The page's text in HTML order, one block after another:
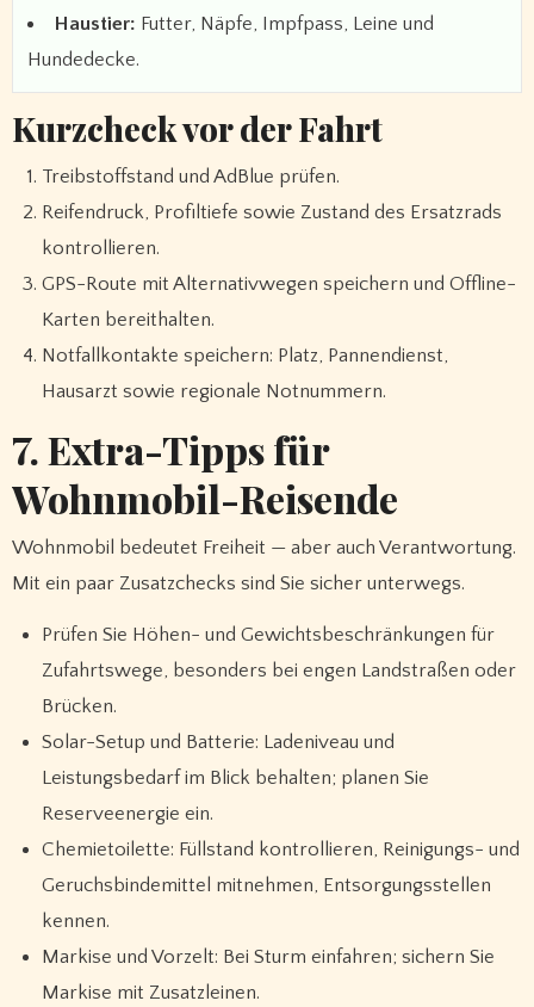
Haustier: Futter, Näpfe, Impfpass, Leine und
Hundedecke.
Kurzcheck vor der Fahrt
Treibstoffstand und AdBlue prüfen.
Reifendruck, Profiltiefe sowie Zustand des Ersatzrads
kontrollieren.
GPS-Route mit Alternativwegen speichern und Offline-
Karten bereithalten.
Notfallkontakte speichern: Platz, Pannendienst,
Hausarzt sowie regionale Notnummern.
7. Extra-Tipps für
Wohnmobil-Reisende
Wohnmobil bedeutet Freiheit — aber auch Verantwortung.
Mit ein paar Zusatzchecks sind Sie sicher unterwegs.
Prüfen Sie Höhen- und Gewichtsbeschränkungen für
Zufahrtswege, besonders bei engen Landstraßen oder
Brücken.
Solar-Setup und Batterie: Ladeniveau und
Leistungsbedarf im Blick behalten; planen Sie
Reserveenergie ein.
Chemietoilette: Füllstand kontrollieren, Reinigungs- und
Geruchsbindemittel mitnehmen, Entsorgungsstellen
kennen.
Markise und Vorzelt: Bei Sturm einfahren; sichern Sie
Markise mit Zusatzleinen.